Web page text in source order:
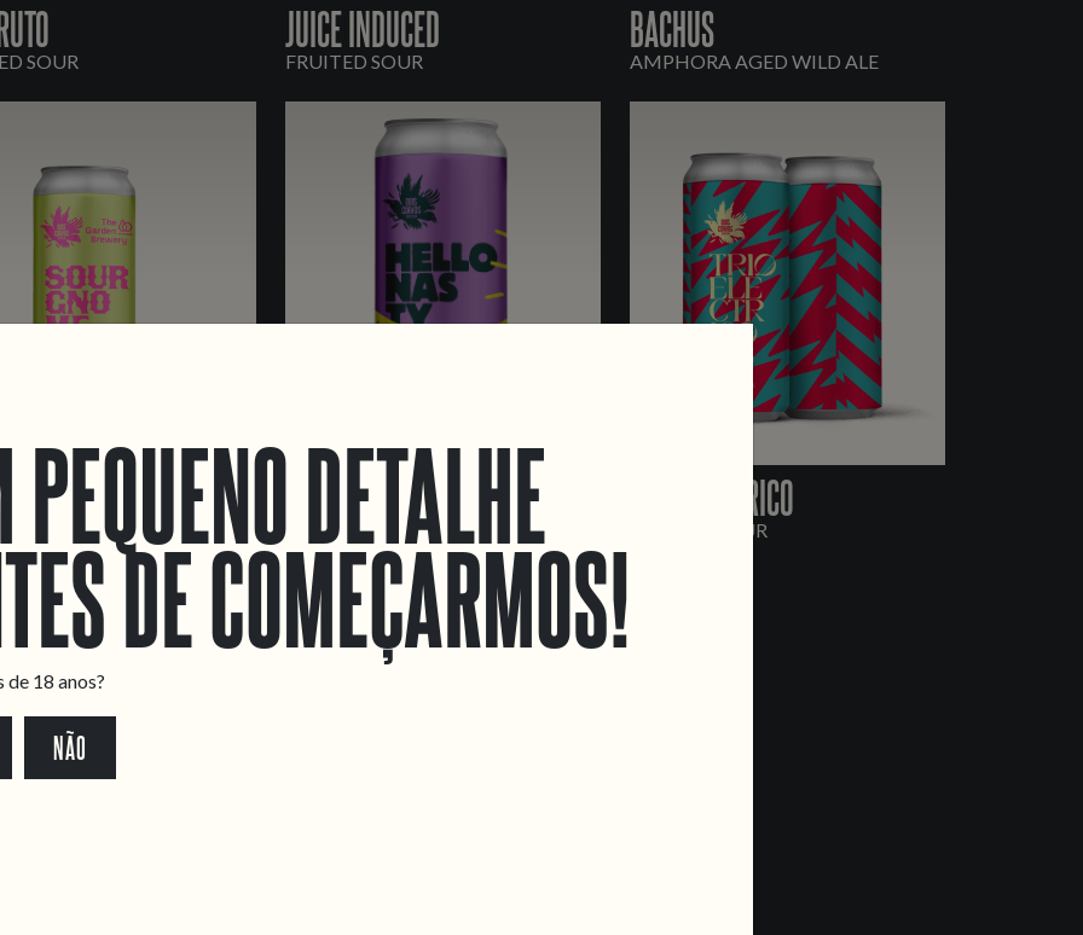
SOUR
JUICE INDUCED
FRUITED SOUR
BACHUS
AMPHORA AGED WILD ALE
GNOME
SOUR
HELLO NASTY
DRY-HOPPED SOUR
TRIO ELECTRICO
FRUITED SOUR
DETALHE
DE COMEÇARMOS!
de 18 anos?
NÃO